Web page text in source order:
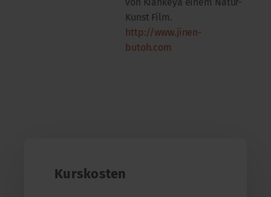
Kunst Film.
http://www.jinen-
butoh.com
Kurskosten